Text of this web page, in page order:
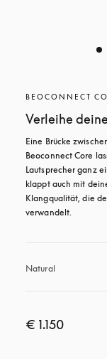
BEOCONNECT
Verleihe
Eine Brücke
Beoconnect Core
Lautsprecher ganz
klappt auch mit
Klangqualität, die
verwandelt.
Natural
€ 1.150